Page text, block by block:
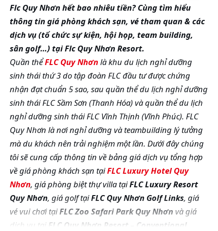
Flc Quy Nhơn hết bao nhiêu tiền? Cùng tìm hiểu
thông tin giá phòng khách sạn, vé tham quan & các
dịch vụ (tổ chức sự kiện, hội họp, team building,
sân golf…) tại Flc Quy Nhơn Resort.
Quần thểFLC Quy Nhơnlà khu du lịch nghỉ dưỡng
sinh thái thứ 3 do tập đoàn FLC đầu tư được chứng
nhận đạt chuẩn 5 sao, sau quần thể du lịch nghỉ dưỡng
sinh thái FLC Sầm Sơn (Thanh Hóa) và quần thể du lịch
nghỉ dưỡng sinh thái FLC Vĩnh Thịnh (Vĩnh Phúc). FLC
Quy Nhơn là nơi nghỉ dưỡng và teambuilding lý tưởng
mà du khách nên trải nghiệm một lần. Dưới đây chúng
tôi sẽ cung cấp thông tin về bảng giá dịch vụ tổng hợp
về giá phòng khách sạn tạiFLC Luxury Hotel Quy
Nhơn, giá phòng biệt thự villa tạiFLC Luxury Resort
Quy Nhơn, giá golf tạiFLC Quy Nhơn Golf Links, giá
vé vui chơi tạiFLCZoo Safari Park Quy Nhơn và giá
dịch vụ tại FLC Quy Nhơn Resort – Conventional